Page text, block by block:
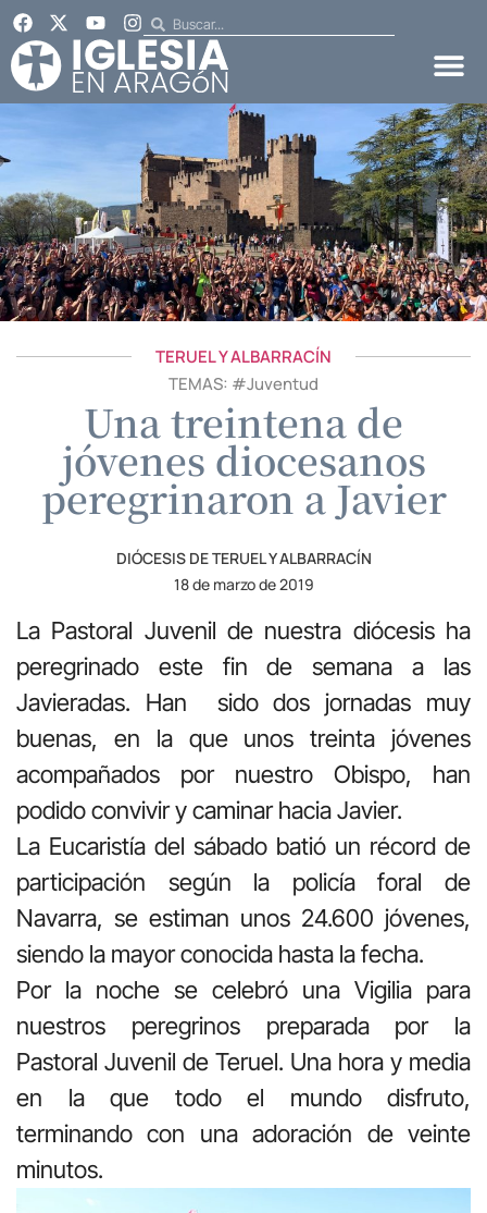
TERUEL Y ALBARRACÍN
TEMAS: #Juventud
Una treintena de
jóvenes diocesanos
peregrinaron a Javier
DIÓCESIS DE TERUEL Y ALBARRACÍN
18 de marzo de 2019
La Pastoral Juvenil de nuestra diócesis ha
peregrinado este fin de semana a las
Javieradas. Han sido dos jornadas muy
buenas, en la que unos treinta jóvenes
acompañados por nuestro Obispo, han
podido convivir y caminar hacia Javier.
La Eucaristía del sábado batió un récord de
participación según la policía foral de
Navarra, se estiman unos 24.600 jóvenes,
siendo la mayor conocida hasta la fecha.
Por la noche se celebró una Vigilia para
nuestros peregrinos preparada por la
Pastoral Juvenil de Teruel. Una hora y media
en la que todo el mundo disfruto,
terminando con una adoración de veinte
minutos.